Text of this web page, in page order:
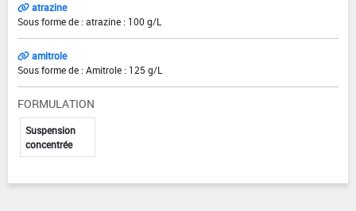
atrazine
Sous forme de : atrazine : 100 g/L
amitrole
Sous forme de : Amitrole : 125 g/L
FORMULATION
Suspension
concentrée